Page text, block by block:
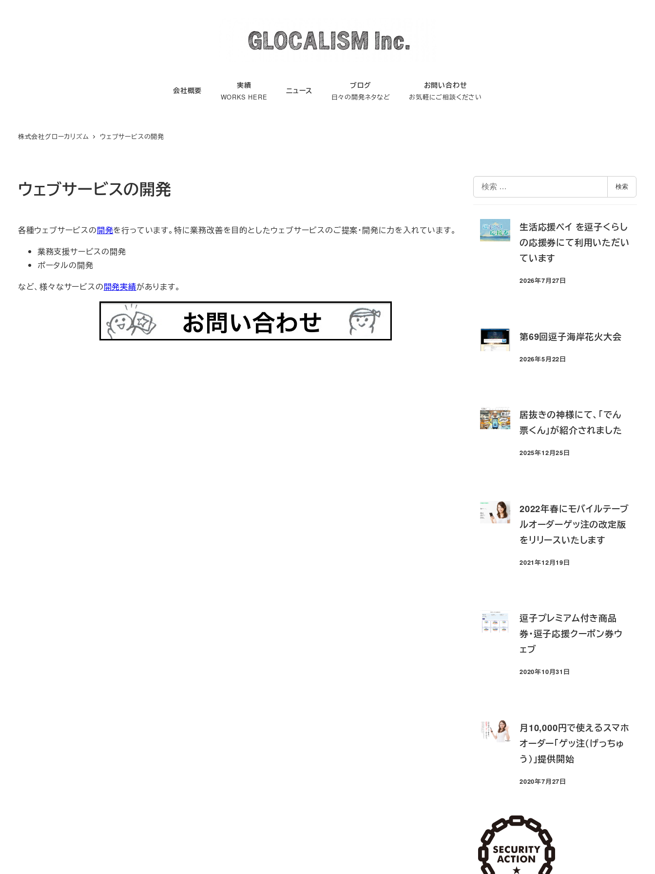
会社概要
実績
WORKS HERE
ニュース
ブログ
日々の開発ネタなど
お問い合わせ
お気軽にご相談ください
株式会社グローカリズム ウェブサービスの開発
ウェブサービスの開発
各種ウェブサービスの開発を行っています。特に業務改善を目的としたウェブサービスのご提案・開発に力を入れています。
業務支援サービスの開発
ポータルの開発
など、様々なサービスの開発実績があります。
検
索
検索
生活応援ペイ を逗子くらし
の応援券にて利用いただい
ています
投稿日
2026年7月27日
第69回逗子海岸花火大会
投稿日
2026年5月22日
居抜きの神様にて、「でん
票くん」が紹介されました
投稿日
2025年12月25日
2022年春にモバイルテーブ
ルオーダーゲッ注の改定版
をリリースいたします
投稿日
2021年12月19日
逗子プレミアム付き商品
券・逗子応援クーポン券ウ
ェブ
投稿日
2020年10月31日
月10,000円で使えるスマホ
オーダー「ゲッ注（げっちゅ
う）」提供開始
投稿日
2020年7月27日